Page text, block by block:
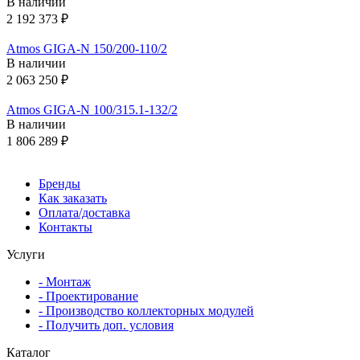
2 192 373 ₽
Atmos GIGA-N 150/200-110/2
В наличии
2 063 250 ₽
Atmos GIGA-N 100/315.1-132/2
В наличии
1 806 289 ₽
Бренды
Как заказать
Оплата/доставка
Контакты
Услуги
- Монтаж
- Проектирование
- Производство коллекторных модулей
- Получить доп. условия
Каталог